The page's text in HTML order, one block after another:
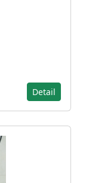
Detail